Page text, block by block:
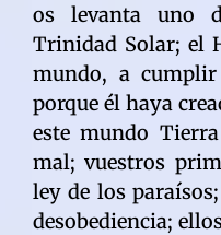
os levanta uno
Trinidad Solar; el
mundo, a
porque él haya
este mundo
mal; vuestros
ley de los
desobediencia;